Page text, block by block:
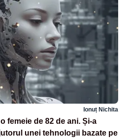
Ionuț Nichita
femeie de 82 de ani. Și-a
unei tehnologii bazate pe